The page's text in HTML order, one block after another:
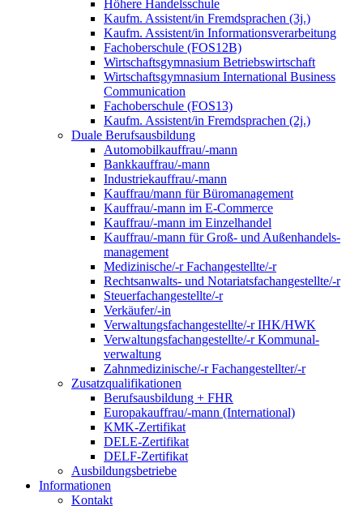
Höhere Handelsschule
Kaufm. Assistent/in­ Fremdsprachen (3j.)
Kaufm. Assistent/in Informationsverarbeitung
Fachoberschule (FOS12B)
Wirtschaftsgymnasium Betriebswirtschaft
Wirtschaftsgymnasium International Business
Communication
Fachoberschule (FOS13)
Kaufm. Assistent/in Fremdsprachen (2j.)
Duale Berufsausbildung
Automobilkauffrau/-mann
Bankkauffrau/-mann
Industriekauffrau/-mann
Kauffrau/mann für Büromanagement
Kauffrau/-mann im E-Commerce
Kauffrau/-mann im Einzelhandel
Kauffrau/-mann für Groß- und Außen­handels­
manage­ment
Medizinische/-r Fachangestellte/-r
Rechtsanwalts- und Notariatsfachangestellte/-r
Steuerfachangestellte/-r
Verkäufer/-in
Verwaltungs­fach­angestellte/-r IHK/HWK
Verwaltungsfach­angestellte/-r Kommunal­
verwaltung
Zahnmedizinische/-r Fachangestellter/-r
Zusatzqualifikationen
Berufsausbildung + FHR
Europakauffrau/-mann (International)
KMK-Zertifikat
DELE-Zertifikat
DELF-Zertifikat
Ausbildungsbetriebe
Informationen
Kontakt